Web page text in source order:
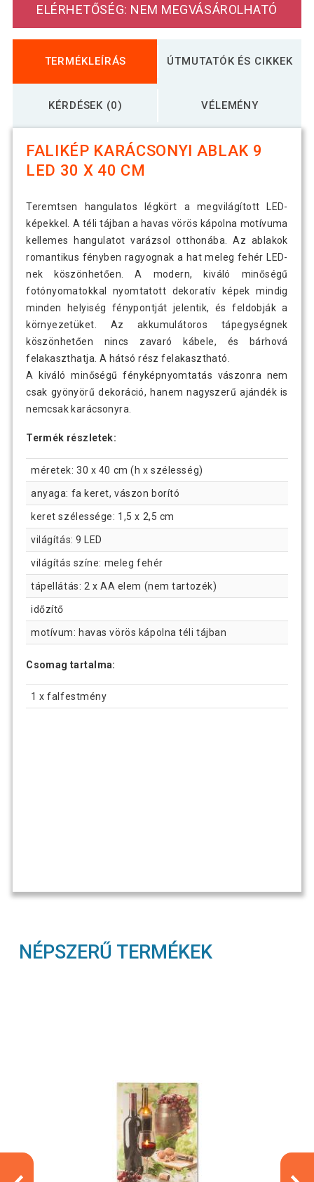
NEXOS Falikép nap az ablak mögött 1
LED 30 x 40 cm
ELÉRHETŐSÉG: NEM MEGVÁSÁROLHATÓ
TERMÉKLEÍRÁS ÚTMUTATÓK ÉS CIKKEK
KÉRDÉSEK (0) VÉLEMÉNY
FALIKÉP KARÁCSONYI ABLAK 9
LED 30 X 40 CM
Teremtsen hangulatos légkört a megvilágított LED-
képekkel. A téli tájban a havas vörös kápolna motívuma
kellemes hangulatot varázsol otthonába. Az ablakok
romantikus fényben ragyognak a hat meleg fehér LED-
nek köszönhetően. A modern, kiváló minőségű
fotónyomatokkal nyomtatott dekoratív képek mindig
minden helyiség fénypontját jelentik, és feldobják a
környezetüket. Az akkumulátoros tápegységnek
köszönhetően nincs zavaró kábele, és bárhová
felakaszthatja. A hátsó rész felakasztható.
A kiváló minőségű fényképnyomtatás vászonra nem
csak gyönyörű dekoráció, hanem nagyszerű ajándék is
nemcsak karácsonyra.
Termék részletek:
méretek: 30 x 40 cm (h x szélesség)
anyaga: fa keret, vászon borító
keret szélessége: 1,5 x 2,5 cm
világítás: 9 LED
világítás színe: meleg fehér
tápellátás: 2 x AA elem (nem tartozék)
időzítő
motívum: havas vörös kápolna téli tájban
Csomag tartalma:
1 x falfestmény
NÉPSZERŰ TERMÉKEK